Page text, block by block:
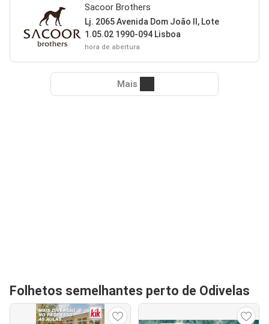
Sacoor Brothers
Lj. 2065 Avenida Dom João II, Lote
1.05.02 1990-094 Lisboa
hora de abertura
Mais
Folhetos semelhantes perto de Odivelas